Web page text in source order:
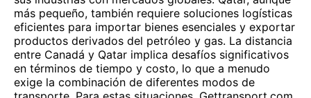
más pequeño, también requiere soluciones logísticas
eficientes para importar bienes esenciales y exportar
productos derivados del petróleo y gas. La distancia
entre Canadá y Qatar implica desafíos significativos
en términos de tiempo y costo, lo que a menudo
exige la combinación de diferentes modos de